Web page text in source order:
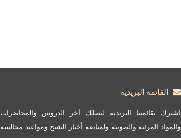
القائمة البريدية
اشترك بقائمتنا البريدية لتصلك آخر الدروس والمحاضرات
والمواد المرئية والصوتية ولمتابعة أخبار الشيخ ومواعيد مجالسه